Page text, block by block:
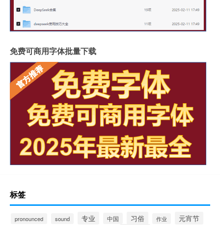
免费可商用字体批量下载
标签
pronounced sound 专业 中国 习俗 作业 元宵节